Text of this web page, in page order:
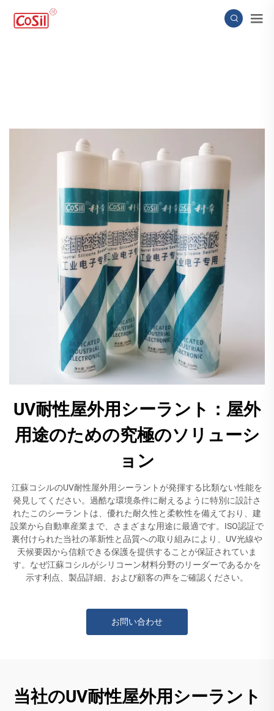
UV耐性屋外用シーラント：屋外
用途のための究極のソリューシ
ョン
江蘇コシルのUV耐性屋外用シーラントが発揮する比類ない性能を
発見してください。過酷な環境条件に耐えるように特別に設計さ
れたこのシーラントは、優れた耐久性と柔軟性を備えており、建
設業から自動車産業まで、さまざまな用途に最適です。ISO認証で
裏付けられた当社の革新性と品質への取り組みにより、UV光線や
天候要因から信頼できる保護を提供することが保証されていま
す。なぜ江蘇コシルがシリコーン材料分野のリーダーであるかを
示す利点、製品詳細、および顧客の声をご確認ください。
お問い合わせ
当社のUV耐性屋外用シーラント